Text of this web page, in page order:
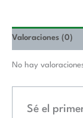
Valoraciones (0)
No hay
Sé el